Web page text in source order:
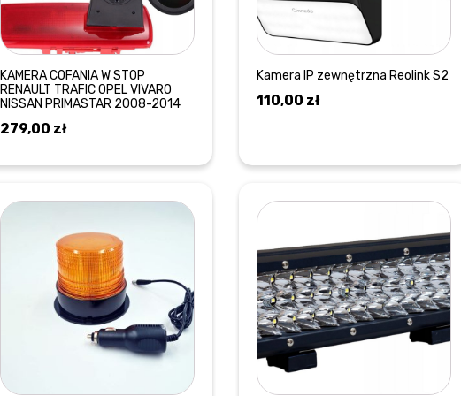
KAMERA COFANIA W STOP
RENAULT TRAFIC OPEL VIVARO
NISSAN PRIMASTAR 2008-2014
279,00 zł
Kamera IP zewnętrzna Reolink S2
110,00 zł